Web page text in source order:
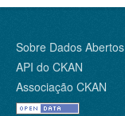
Sobre Dados
API do CKAN
Associação CKAN